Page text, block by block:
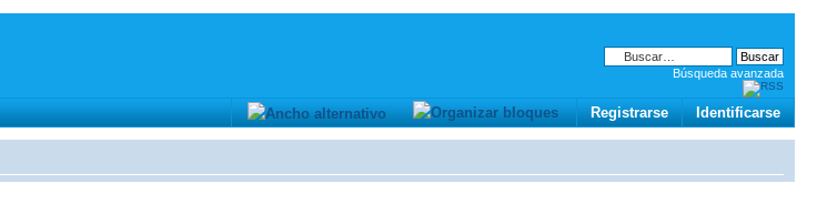
Búsqueda avanzada
Identificarse
Registrarse